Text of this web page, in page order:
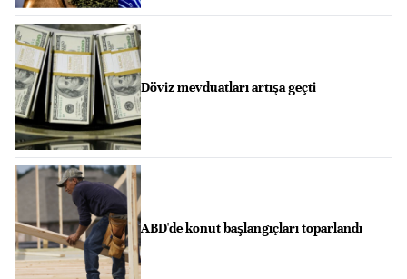
Döviz mevduatları artışa geçti
ABD'de konut başlangıçları toparlandı